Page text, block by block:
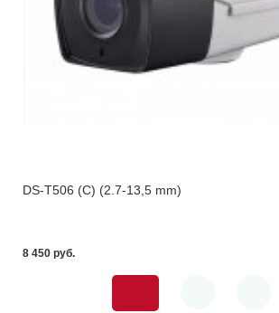
DS-T506 (С) (2.7-13,5 mm)
8 450 pуб.